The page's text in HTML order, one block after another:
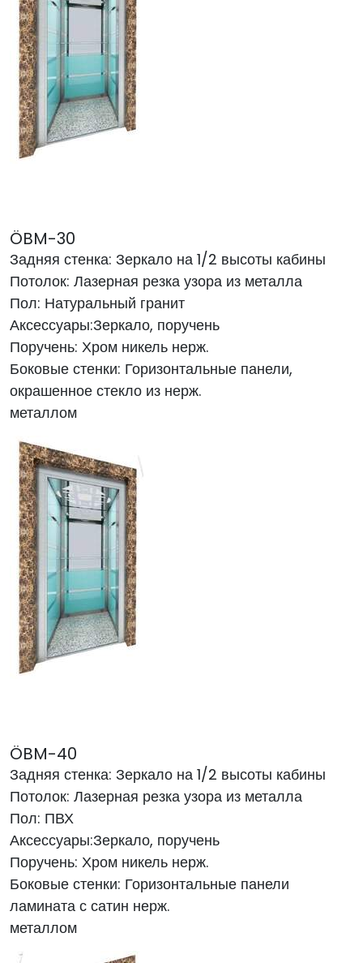
ÖBM-30
Задняя стенка: Зеркало на 1/2 высоты кабины
Потолок: Лазерная резка узора из металла
Пол: Натуральный гранит
Аксессуары:Зеркало, поручень
Поручень: Хром никель нерж.
Боковые стенки: Горизонтальные панели,
окрашенное стекло из нерж.
металлом
ÖBM-40
Задняя стенка: Зеркало на 1/2 высоты кабины
Потолок: Лазерная резка узора из металла
Пол: ПВХ
Аксессуары:Зеркало, поручень
Поручень: Хром никель нерж.
Боковые стенки: Горизонтальные панели
ламината с сатин нерж.
металлом